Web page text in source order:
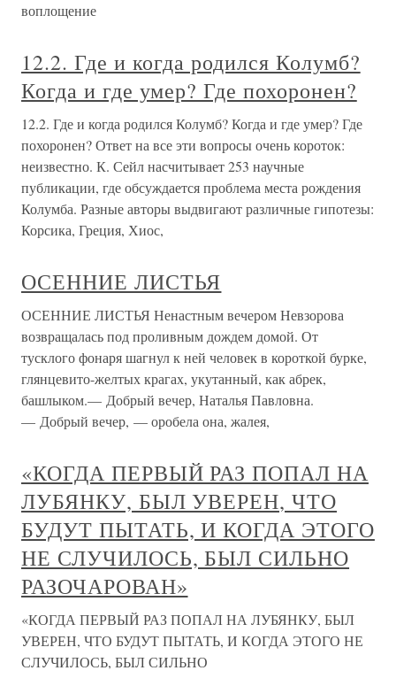
воплощение
12.2. Где и когда родился Колумб?
Когда и где умер? Где похоронен?
12.2. Где и когда родился Колумб? Когда и где умер? Где
похоронен? Ответ на все эти вопросы очень короток:
неизвестно. К. Сейл насчитывает 253 научные
публикации, где обсуждается проблема места рождения
Колумба. Разные авторы выдвигают различные гипотезы:
Корсика, Греция, Хиос,
ОСЕННИЕ ЛИСТЬЯ
ОСЕННИЕ ЛИСТЬЯ Ненастным вечером Невзорова
возвращалась под проливным дождем домой. От
тусклого фонаря шагнул к ней человек в короткой бурке,
глянцевито-желтых крагах, укутанный, как абрек,
башлыком.— Добрый вечер, Наталья Павловна.
— Добрый вечер, — оробела она, жалея,
«КОГДА ПЕРВЫЙ РАЗ ПОПАЛ НА
ЛУБЯНКУ, БЫЛ УВЕРЕН, ЧТО
БУДУТ ПЫТАТЬ, И КОГДА ЭТОГО
НЕ СЛУЧИЛОСЬ, БЫЛ СИЛЬНО
РАЗОЧАРОВАН»
«КОГДА ПЕРВЫЙ РАЗ ПОПАЛ НА ЛУБЯНКУ, БЫЛ
УВЕРЕН, ЧТО БУДУТ ПЫТАТЬ, И КОГДА ЭТОГО НЕ
СЛУЧИЛОСЬ, БЫЛ СИЛЬНО